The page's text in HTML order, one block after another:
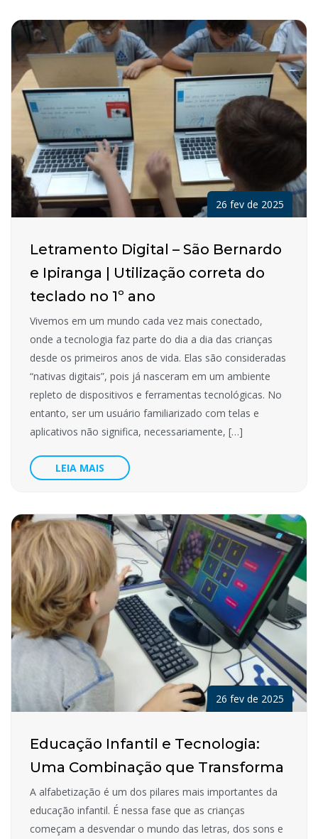
26 fev de 2025
Letramento Digital – São Bernardo
e Ipiranga | Utilização correta do
teclado no 1º ano
Vivemos em um mundo cada vez mais conectado,
onde a tecnologia faz parte do dia a dia das crianças
desde os primeiros anos de vida. Elas são consideradas
“nativas digitais”, pois já nasceram em um ambiente
repleto de dispositivos e ferramentas tecnológicas. No
entanto, ser um usuário familiarizado com telas e
aplicativos não significa, necessariamente, […]
LEIA MAIS
26 fev de 2025
Educação Infantil e Tecnologia:
Uma Combinação que Transforma
A alfabetização é um dos pilares mais importantes da
educação infantil. É nessa fase que as crianças
começam a desvendar o mundo das letras, dos sons e